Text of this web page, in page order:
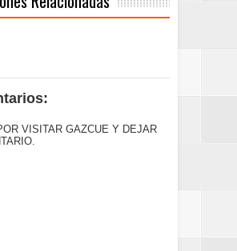
VISITAR GAZCUE Y DEJAR